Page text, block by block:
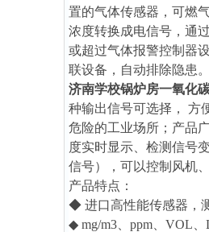
置的气体传感器，可燃
浓度转换成电信号，通
或超过气体报警控制器
联设备，自动排除隐患
济南学校锅炉房一氧化
种输出信号可选择， 方
危险的工业场所；产品
度实时显示、检测信号
信号），可以控制风机
产品特点：
◆ 进口高性能传感器，
◆ mg/m3、ppm、VOL